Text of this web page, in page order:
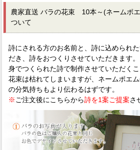
農家直送 バラの花束 10本～(ネームポ
ついて
詩にされる方のお名前と、詩に込められ
だき、詩をおつくりさせていただきます
身でつくられた詩で制作させていただくこ
花束は枯れてしまいますが、ネームポエ
の分気持ちもより伝わるはずです。
※ ご注文後にこちらから詩を1案ご提案さ